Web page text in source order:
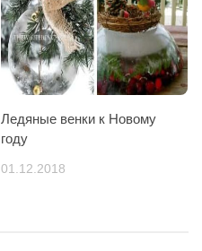
Ледяные венки к Новому
году
01.12.2018